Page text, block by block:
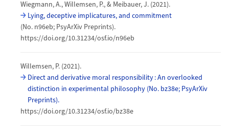
Wiegmann, A., Willemsen, P., & Meibauer, J. (2021).
Lying, deceptive implicatures, and commitment
(No. n96eb; PsyArXiv Preprints).
https://doi.org/10.31234/osf.io/n96eb
Willemsen, P. (2021).
Direct and derivative moral responsibility : An overlooked
distinction in experimental philosophy (No. bz38e; PsyArXiv
Preprints).
https://doi.org/10.31234/osf.io/bz38e